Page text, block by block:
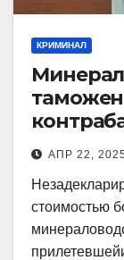
КРИМИНАЛ
изделий
АПР 22, 2025
стоимостью